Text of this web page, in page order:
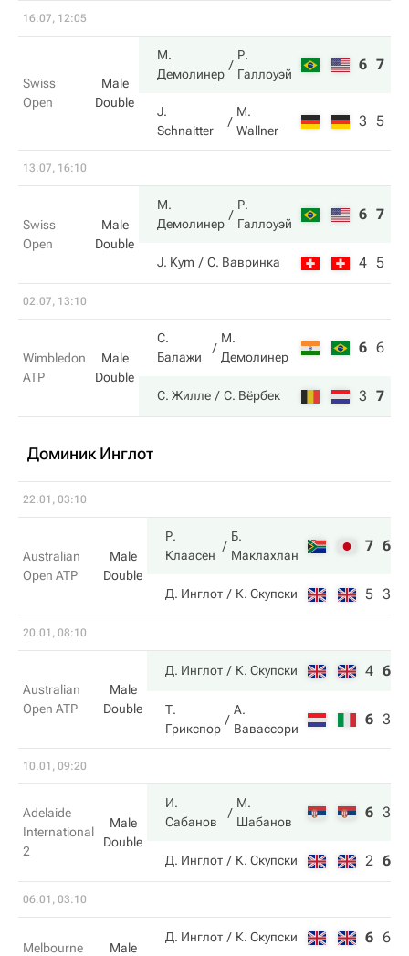
16.07, 12:05
Swiss
Open
Male
Double
М.
Демолинер
Р.
Галлоуэй
6 7
J.
Schnaitter
M.
Wallner
3 5
13.07, 16:10
Swiss
Open
Male
Double
М.
Демолинер
Р.
Галлоуэй
6 7
J. Kym С. Вавринка 4 5
02.07, 13:10
Wimbledon
ATP
Male
Double
С.
Балажи
М.
Демолинер
6 6
С. Жилле С. Вёрбек 3 7
Доминик Инглот
22.01, 03:10
Australian
Open ATP
Male
Double
Р.
Клаасен
Б.
Маклахлан
7 6
Д. Инглот К. Скупски 5 3
20.01, 08:10
Australian
Open ATP
Male
Double
Д. Инглот К. Скупски 4 6
Т.
Грикспор
А.
Вавассори
6 3
10.01, 09:20
Adelaide
International
2
Male
Double
И.
Сабанов
М.
Шабанов
6 3
Д. Инглот К. Скупски 2 6
06.01, 03:10
Melbourne
Male
Д. Инглот К. Скупски 6 6